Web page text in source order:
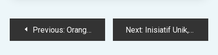
PostPrevious: Orang Awam Kongsi Keadaan Terkini Banjir Di Perak Next: Inisiatif Unik, Masjid Seksyen 7 Shah Alam Sedia Makanan Percuma Guna “Vending Machine”